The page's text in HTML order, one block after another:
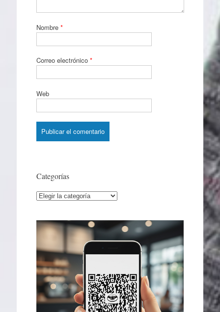
Nombre *
Correo electrónico *
Web
Categorías
Categorías